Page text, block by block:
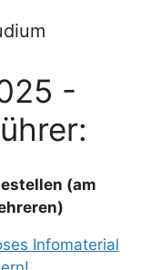
-
(am
Infomaterial